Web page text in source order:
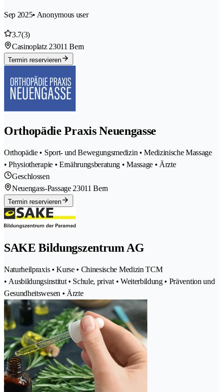
Sep 2025• Anonymous user
3.7(3)
Casinoplatz 23011 Bern
Termin reservieren
Orthopädie Praxis Neuengasse
Orthopädie • Sport- und Bewegungsmedizin • Medizinische Massage
• Physiotherapie • Ernährungsberatung • Massage • Ärzte
Geschlossen
Neuengass-Passage 23011 Bern
Termin reservieren
SAKE Bildungszentrum AG
Naturheilpraxis • Kurse • Chinesische Medizin TCM
• Ausbildungsinstitut • Schule, privat • Weiterbildung • Prävention und
Gesundheitswesen • Ärzte